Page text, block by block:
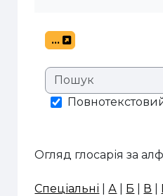
...
Експорт записів
Огляд глосарія за
Спеціальні |А Б В